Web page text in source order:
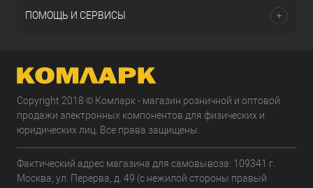
ПОМОЩЬ И СЕРВИСЫ
Copyright 2018 © Комларк - магазин розничной и оптовой
продажи электронных компонентов для физических и
юридических лиц. Все права защищены.
Фактический адрес магазина для самовывоза: 109341 г.
Москва, ул. Перерва, д. 49 (с нежилой стороны правый